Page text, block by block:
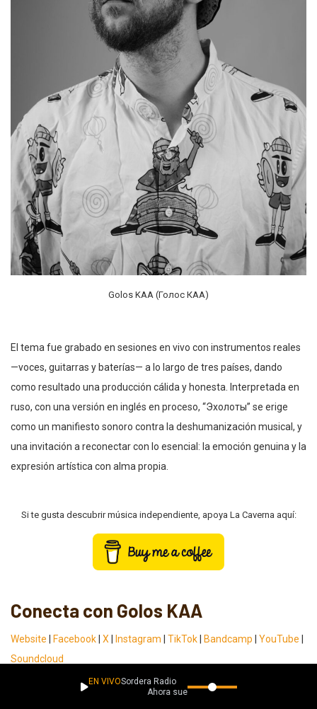
Golos KAA (Голос КАА)
El tema fue grabado en sesiones en vivo con instrumentos reales
—voces, guitarras y baterías— a lo largo de tres países, dando
como resultado una producción cálida y honesta. Interpretada en
ruso, con una versión en inglés en proceso, “Эхолоты” se erige
como un manifiesto sonoro contra la deshumanización musical, y
una invitación a reconectar con lo esencial: la emoción genuina y la
expresión artística con alma propia.
Si te gusta descubrir música independiente, apoya La Caverna aquí:
Conecta con Golos KAA
Website Facebook X Instagram TikTok Bandcamp YouTube
Soundcloud
Playlist Descubrimientos
EN VIVOSordera Radio
Ahora suena